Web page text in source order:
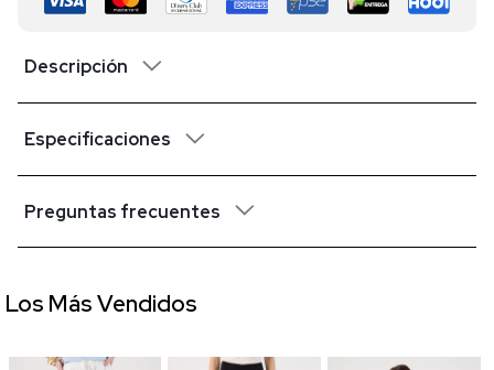
Descripción
Especificaciones
Preguntas frecuentes
Los Más Vendidos